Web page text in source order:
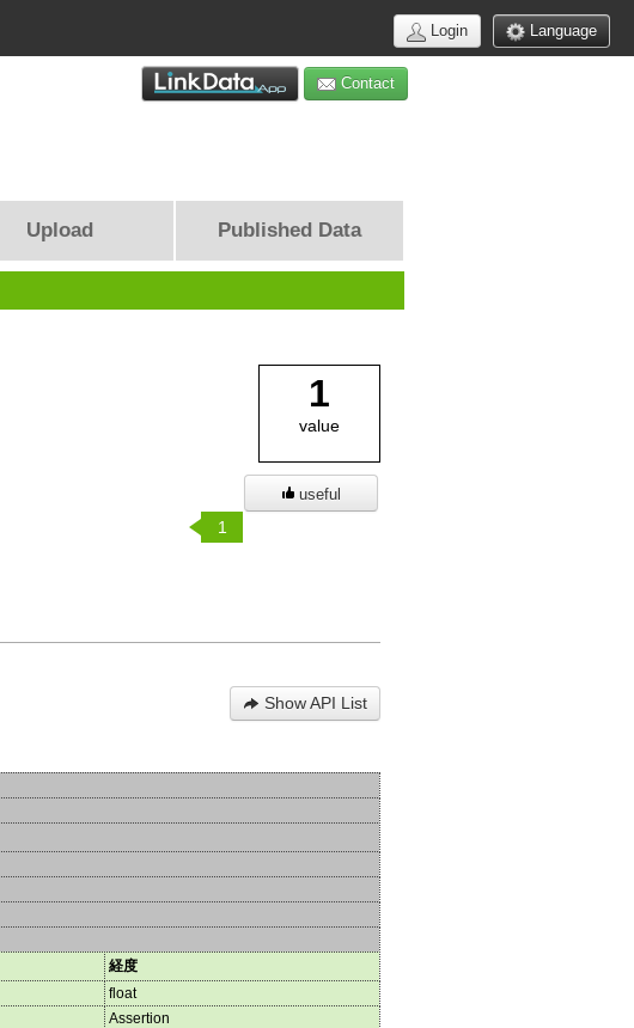
Language
Login
Contact
Upload Published Data
1
value
useful
1
Show API List
経度
float
Assertion